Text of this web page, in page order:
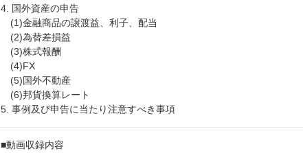
4. 国外資産の申告
(1)金融商品の譲渡益、利子、配当
(2)為替差損益
(3)株式報酬
(4)FX
(5)国外不動産
(6)邦貨換算レート
5. 事例及び申告に当たり注意すべき事項
■動画収録内容